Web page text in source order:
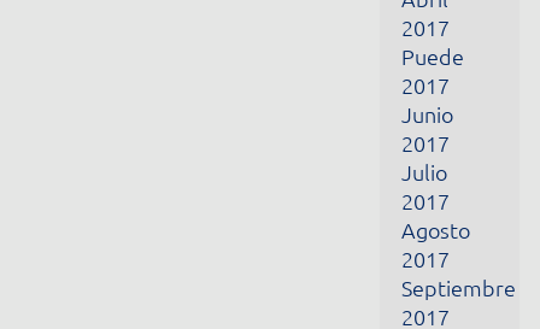
Junio
2017
Julio
2017
Agosto
2017
Septiembre
2017
Noviembre
2017
Diciembre
2017